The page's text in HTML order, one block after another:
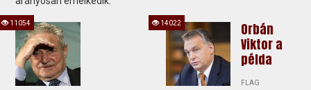
11054
Orbán
Viktor a
példa
FLAG
14022